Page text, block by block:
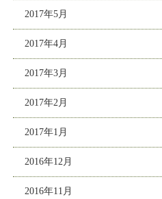
2017年5月
2017年4月
2017年3月
2017年2月
2017年1月
2016年12月
2016年11月